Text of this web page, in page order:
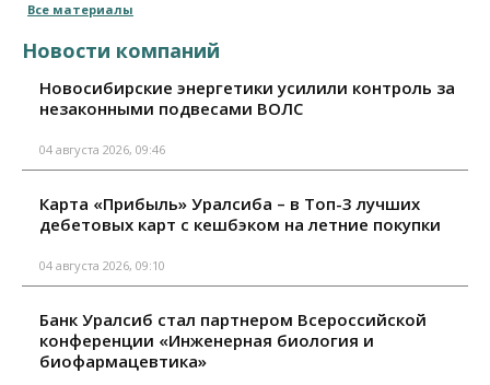
Все материалы
Новости компаний
Новосибирские энергетики усилили контроль за
незаконными подвесами ВОЛС
04 августа 2026, 09:46
Карта «Прибыль» Уралсиба – в Топ-3 лучших
дебетовых карт с кешбэком на летние покупки
04 августа 2026, 09:10
Банк Уралсиб стал партнером Всероссийской
конференции «Инженерная биология и
биофармацевтика»